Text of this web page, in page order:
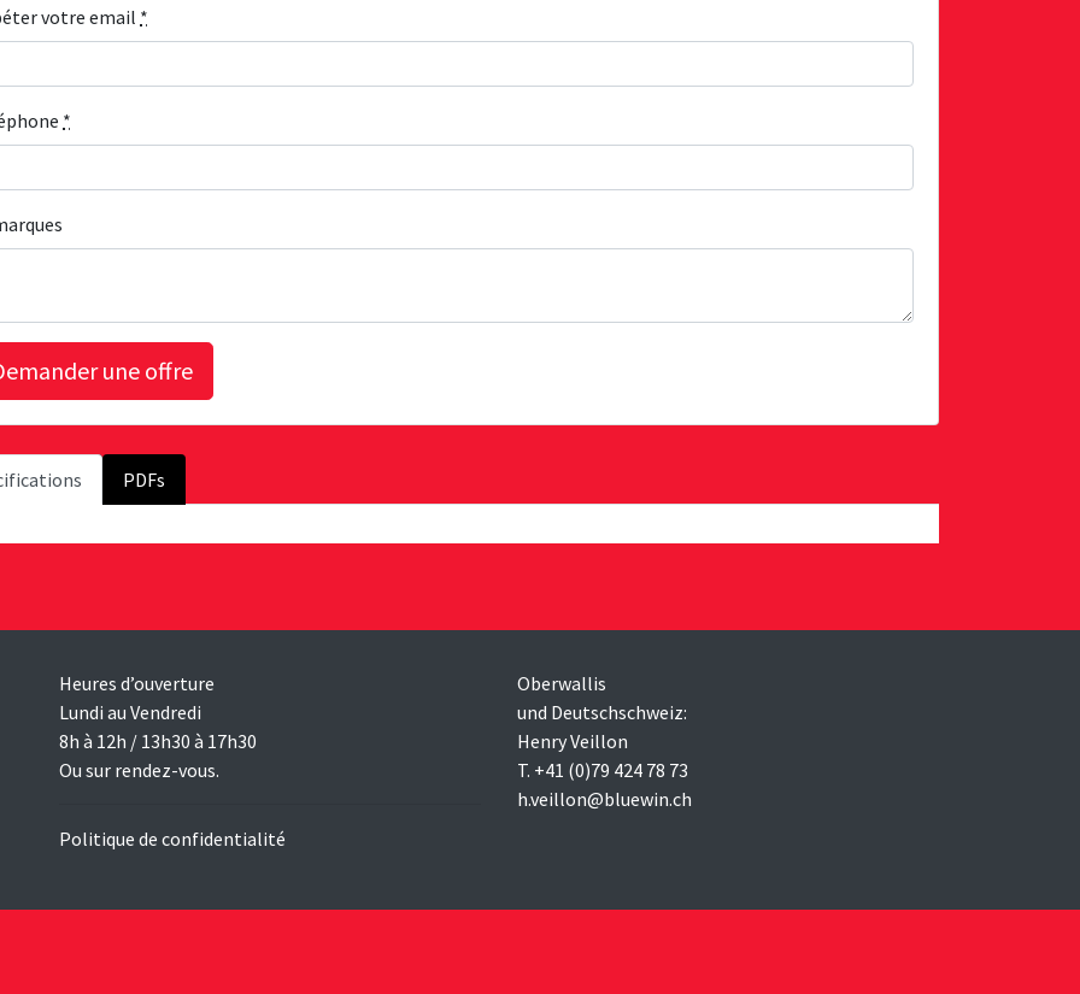
votre email *
*
PDFs
Heures d’ouverture
Lundi au Vendredi
8h à 12h / 13h30 à 17h30
Ou sur rendez-vous.
Politique de confidentialité
Oberwallis
und Deutschschweiz:
Henry Veillon
T. +41 (0)79 424 78 73
h.veillon@bluewin.ch